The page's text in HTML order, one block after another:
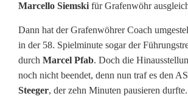
Marcello Siemski für Grafenwöhr
Dann hat der Grafenwöhrer Coach
in der 58. Spielminute sogar der
durch Marcel Pfab. Doch die
noch nicht beendet, denn nun traf es den
Steeger, der zehn Minuten pausieren durfte.